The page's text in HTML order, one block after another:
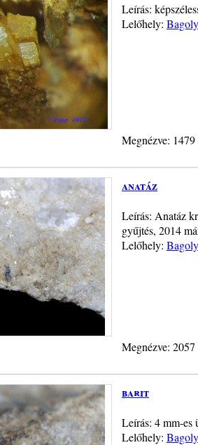
Leírás:
Lelőhely:
Megnézve:
anatáz
Leírás: Anatáz
gyűjtés, 2014
Lelőhely:
Megnézve:
barit
Leírás: 4 mm-es
Lelőhely: